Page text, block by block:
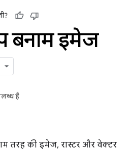
बनाम इमेज
है
तरह की इमेज, रास्टर और वेक्टर